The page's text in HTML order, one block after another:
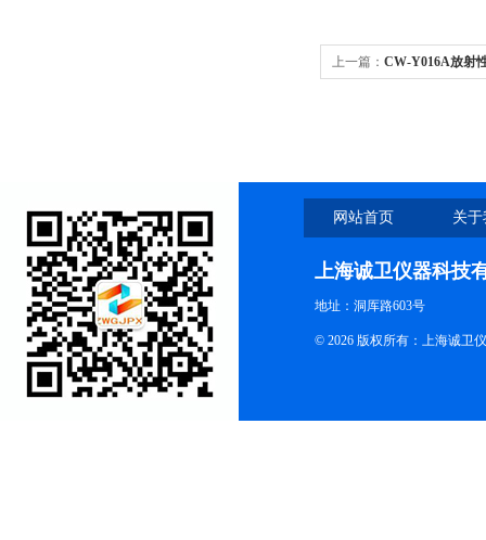
上一篇： CW-Y016A放射
网站首页 关
上海诚卫仪器科技
地址：洞厍路603号
© 2026 版权所有：上海诚卫